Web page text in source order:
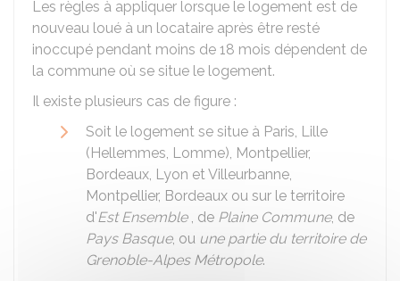
Les règles à appliquer lorsque le logement est de
nouveau loué à un locataire après être resté
inoccupé pendant moins de 18 mois dépendent de
la commune où se situe le logement.
Il existe plusieurs cas de figure :
Soit le logement se situe à Paris, Lille
(Hellemmes, Lomme), Montpellier,
Bordeaux, Lyon et Villeurbanne,
Montpellier, Bordeaux ou sur le territoire
d'Est Ensemble, de Plaine Commune, de
Pays Basque, ou une partie du territoire de
Grenoble-Alpes Métropole.